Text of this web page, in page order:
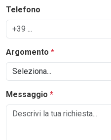
Telefono
Argomento *
Messaggio *